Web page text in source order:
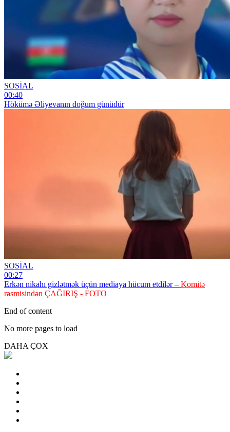
SOSİAL
00:40
Hökümə Əliyevanın doğum günüdür
SOSİAL
00:27
Erkən nikahı gizlətmək üçün mediaya hücum etdilər – Komitə
rəsmisindən ÇAĞIRIŞ - FOTO
End of content
No more pages to load
DAHA ÇOX